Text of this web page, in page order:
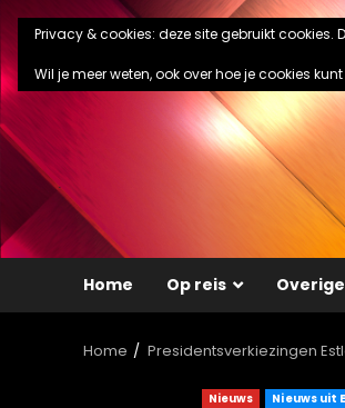
Ga
naar
de
inhoud
Home Op reis Overige
Home Presidentsverkiezingen
Nieuws Nieuws uit
Privacy & cookies: deze site gebruikt cookies.
Wil je meer weten, ook over hoe je cookies